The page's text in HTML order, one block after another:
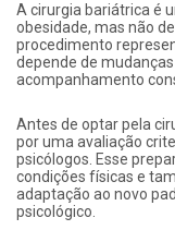
A cirurgia bariátrica é
obesidade, mas não
procedimento
depende de
acompanhamento
Antes de optar pela
por uma avaliação
psicólogos. Esse
condições físicas e
adaptação ao novo
psicológico.